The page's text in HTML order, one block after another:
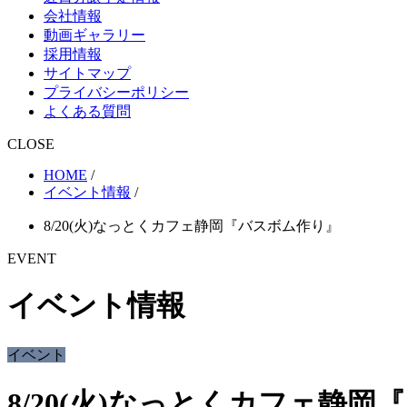
会社情報
動画ギャラリー
採用情報
サイトマップ
プライバシーポリシー
よくある質問
CLOSE
HOME /
イベント情報 /
8/20(火)なっとくカフェ静岡『バスボム作り』
EVENT
イベント情報
イベント